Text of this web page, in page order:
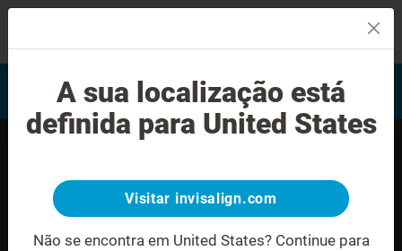
Avaliação do sorriso
Encontrar um Invisalign
provider
A sua localização está
definida para United States
Visitar invisalign.com
Não se encontra em United States? Continue para